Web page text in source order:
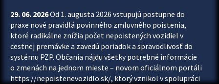
29. 06. 2026Od 1. augusta 2026 vstupujú postupne do
praxe nové pravidlá povinného zmluvného poistenia,
ktoré radikálne znížia počet nepoistených vozidiel v
cestnej premávke a zavedú poriadok a spravodlivosť do
systému PZP. Občania nájdu všetky potrebné informácie
o zmenách na jednom mieste – novom oficiálnom portáli
https://nepoistenevozidlo.sk/, ktorý vznikol v spolupráci